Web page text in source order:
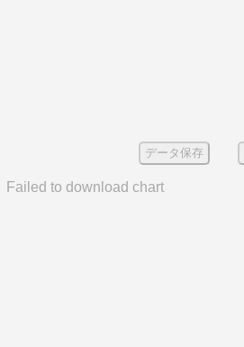
データ保存
Failed to download chart